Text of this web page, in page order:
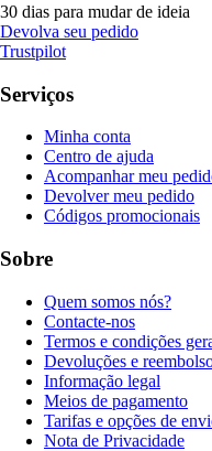
30 dias para mudar de ideia
Devolva seu pedido
Trustpilot
Serviços
Minha conta
Centro de ajuda
Acompanhar meu
Devolver meu pedido
Códigos promocionais
Sobre
Quem somos nós?
Contacte-nos
Termos e condições
Devoluções e
Informação legal
Meios de pagamento
Tarifas e opções de
Nota de Privacidade